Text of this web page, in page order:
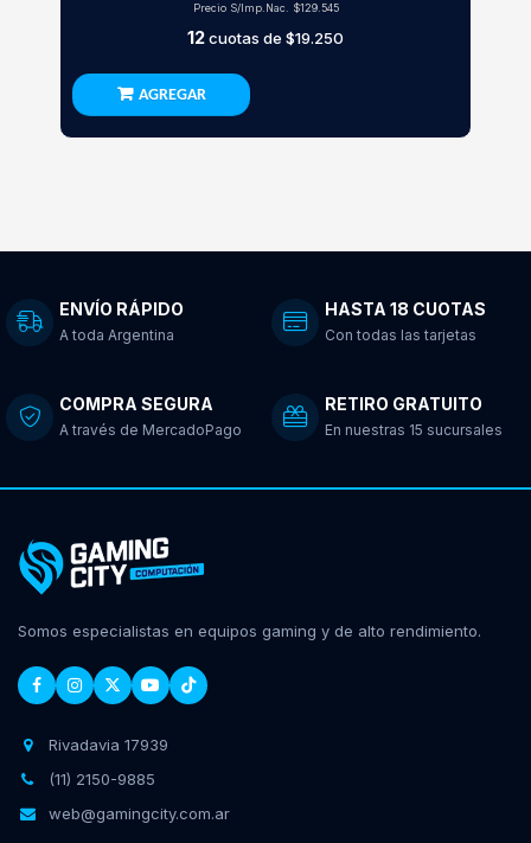
Precio S/Imp.Nac. $129.545
12cuotas de $19.250
AGREGAR
ENVÍO RÁPIDO
A toda Argentina
HASTA 18 CUOTAS
Con todas las tarjetas
COMPRA SEGURA
A través de MercadoPago
RETIRO GRATUITO
En nuestras 15 sucursales
Somos especialistas en equipos gaming y de alto rendimiento.
Rivadavia 17939
(11) 2150-9885
web@gamingcity.com.ar